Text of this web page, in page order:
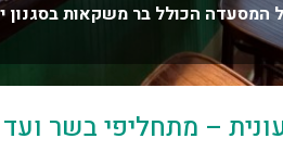
המסעדה הכולל בר משקאות
– מתחליפי בשר ועד